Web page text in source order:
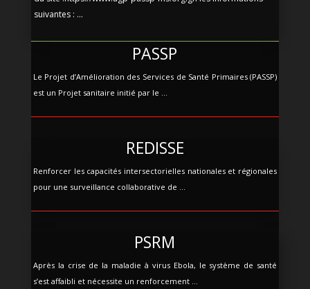
suivantes : ...
PASSP
Le Projet d’Amélioration des Services de Santé Primaires (PASSP)
est un Projet sanitaire initié par le ...
REDISSE
Renforcer les capacités intersectorielles nationales et régionales
pour une surveillance collaborative de ...
PSRM
Après la crise de la maladie à virus Ebola, le système de santé
s’est affaibli et nécessite un renforcement ...